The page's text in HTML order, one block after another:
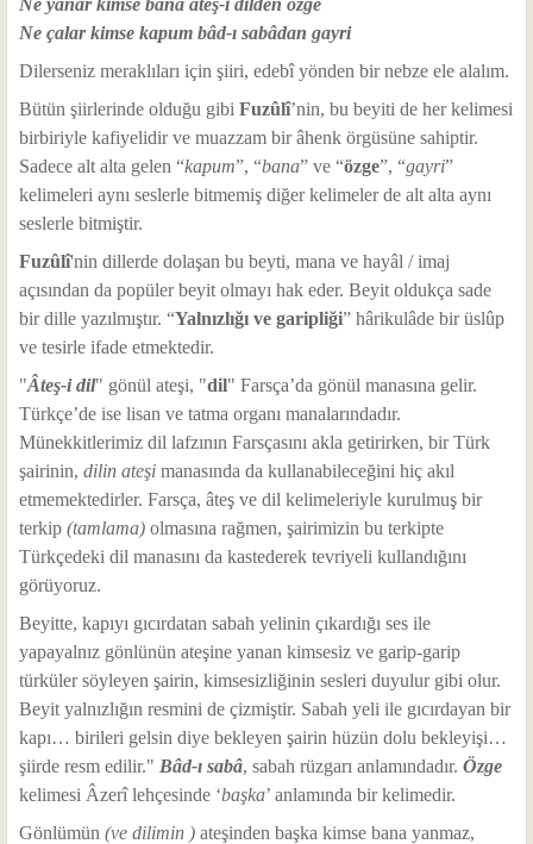
Ne çalar kimse kapum bâd-ı sabâdan gayri
Dilerseniz meraklıları için şiiri, edebî yönden bir nebze ele alalım.
Bütün şiirlerinde olduğu gibi Fuzûlî’nin, bu beyiti de her kelimesi
birbiriyle kafiyelidir ve muazzam bir âhenk örgüsüne sahiptir.
Sadece alt alta gelen “kapum”, “bana” ve “özge”, “gayri”
kelimeleri aynı seslerle bitmemiş diğer kelimeler de alt alta aynı
seslerle bitmiştir.
Fuzûlî'nin dillerde dolaşan bu beyti, mana ve hayâl / imaj
açısından da popüler beyit olmayı hak eder. Beyit oldukça sade
bir dille yazılmıştır. “Yalnızlığı ve garipliği” hârikulâde bir üslûp
ve tesirle ifade etmektedir.
"Âteş-i dil" gönül ateşi, "dil" Farsça’da gönül manasına gelir.
Türkçe’de ise lisan ve tatma organı manalarındadır.
Münekkitlerimiz dil lafzının Farsçasını akla getirirken, bir Türk
şairinin, dilin ateşi manasında da kullanabileceğini hiç akıl
etmemektedirler. Farsça, âteş ve dil kelimeleriyle kurulmuş bir
terkip (tamlama) olmasına rağmen, şairimizin bu terkipte
Türkçedeki dil manasını da kastederek tevriyeli kullandığını
görüyoruz.
Beyitte, kapıyı gıcırdatan sabah yelinin çıkardığı ses ile
yapayalnız gönlünün ateşine yanan kimsesiz ve garip-garip
türküler söyleyen şairin, kimsesizliğinin sesleri duyulur gibi olur.
Beyit yalnızlığın resmini de çizmiştir. Sabah yeli ile gıcırdayan bir
kapı… birileri gelsin diye bekleyen şairin hüzün dolu bekleyişi…
şiirde resm edilir." Bâd-ı sabâ, sabah rüzgarı anlamındadır. Özge
kelimesi Âzerî lehçesinde ‘başka’ anlamında bir kelimedir.
Gönlümün (ve dilimin ) ateşinden başka kimse bana yanmaz,